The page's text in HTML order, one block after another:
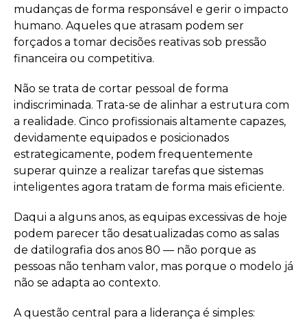
mudanças de forma responsável e gerir o impacto
humano. Aqueles que atrasam podem ser
forçados a tomar decisões reativas sob pressão
financeira ou competitiva.
Não se trata de cortar pessoal de forma
indiscriminada. Trata-se de alinhar a estrutura com
a realidade. Cinco profissionais altamente capazes,
devidamente equipados e posicionados
estrategicamente, podem frequentemente
superar quinze a realizar tarefas que sistemas
inteligentes agora tratam de forma mais eficiente.
Daqui a alguns anos, as equipas excessivas de hoje
podem parecer tão desatualizadas como as salas
de datilografia dos anos 80 — não porque as
pessoas não tenham valor, mas porque o modelo já
não se adapta ao contexto.
A questão central para a liderança é simples: